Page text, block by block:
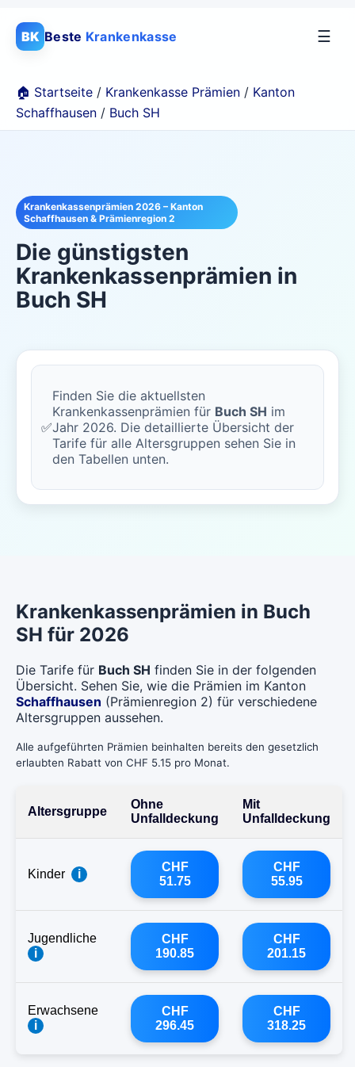
BK Beste Krankenkasse ☰
🏠 Startseite / Krankenkasse Prämien / Kanton
Schaffhausen / Buch SH
Krankenkassenprämien 2026 – Kanton
Schaffhausen & Prämienregion 2
Die günstigsten
Krankenkassenprämien in
Buch SH
✅
Finden Sie die aktuellsten
Krankenkassenprämien für Buch SH im
Jahr 2026. Die detaillierte Übersicht der
Tarife für alle Altersgruppen sehen Sie in
den Tabellen unten.
Krankenkassenprämien in Buch
SH für 2026
Die Tarife für Buch SH finden Sie in der folgenden
Übersicht. Sehen Sie, wie die Prämien im Kanton
Schaffhausen (Prämienregion 2) für verschiedene
Altersgruppen aussehen.
Alle aufgeführten Prämien beinhalten bereits den gesetzlich
erlaubten Rabatt von CHF 5.15 pro Monat.
Altersgruppe
Ohne
Unfalldeckung
Mit
Unfalldeckung
Kinder i
CHF
51.75
CHF
55.95
Jugendliche
i
CHF
190.85
CHF
201.15
Erwachsene
i
CHF
296.45
CHF
318.25